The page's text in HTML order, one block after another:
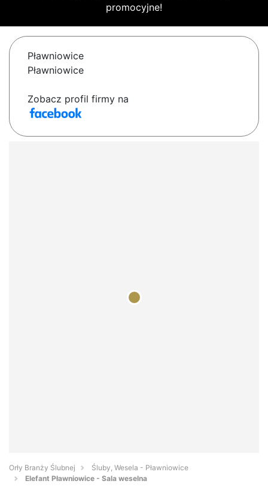
promocyjne!
Pławniowice
Pławniowice
Zobacz profil firmy na
Orły Branży Ślubnej
Śluby, Wesela - Pławniowice
Elefant Pławniowice - Sala weselna